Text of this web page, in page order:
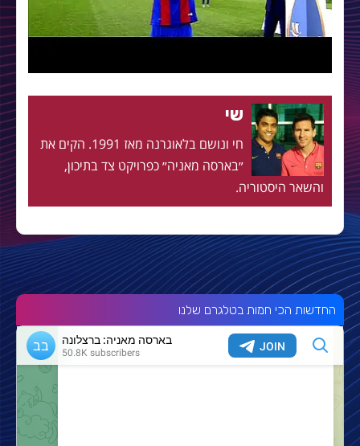
שי
חי ונושם בלאוגרנה מאז 1991. הקים את
״בארסה מאניה״ כפרויקט צד בתיכון,
והשאר היסטוריה.
החדשות הכי חמות בטלגרם שלנו